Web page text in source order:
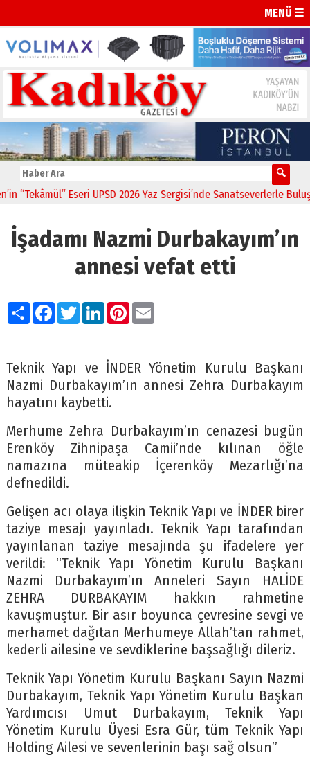
MENÜ ☰
Eseri UPSD 2026 Yaz Sergisi’nde Sanatseverlerle Buluştu
İşadamı Nazmi Durbakayım’ın
annesi vefat etti
PaylaşFacebook
TwitterLinkedIn
Pinterest
Email
Teknik Yapı ve İNDER Yönetim Kurulu Başkanı
Nazmi Durbakayım’ın annesi Zehra Durbakayım
hayatını kaybetti.
Merhume Zehra Durbakayım’ın cenazesi bugün
Erenköy Zihnipaşa Camii’nde kılınan öğle
namazına müteakip İçerenköy Mezarlığı’na
defnedildi.
Gelişen acı olaya ilişkin Teknik Yapı ve İNDER birer
taziye mesajı yayınladı. Teknik Yapı tarafından
yayınlanan taziye mesajında şu ifadelere yer
verildi: “Teknik Yapı Yönetim Kurulu Başkanı
Nazmi Durbakayım’ın Anneleri Sayın HALİDE
ZEHRA DURBAKAYIM hakkın rahmetine
kavuşmuştur. Bir asır boyunca çevresine sevgi ve
merhamet dağıtan Merhumeye Allah’tan rahmet,
kederli ailesine ve sevdiklerine başsağlığı dileriz.
Teknik Yapı Yönetim Kurulu Başkanı Sayın Nazmi
Durbakayım, Teknik Yapı Yönetim Kurulu Başkan
Yardımcısı Umut Durbakayım, Teknik Yapı
Yönetim Kurulu Üyesi Esra Gür, tüm Teknik Yapı
Holding Ailesi ve sevenlerinin başı sağ olsun”